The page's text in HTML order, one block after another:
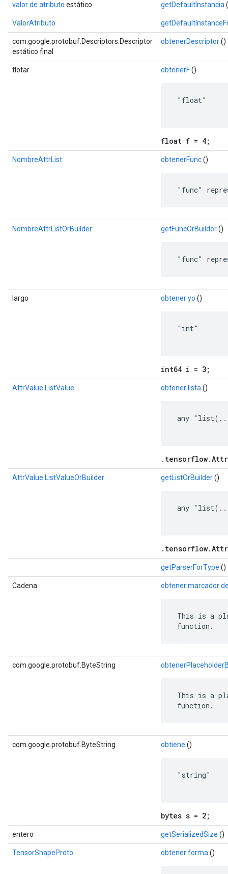
valor de atributo estático getDefaultInstancia
ValorAtributo
com.google.protobuf.Descriptors.Descriptor
estático final
obtenerDescriptor()
flotar obtenerF()
"float"
float f = 4;
NombreAttrList obtenerFunc()
"func"
NombreAttrListOrBuilder getFuncOrBuilder()
"func"
largo obtener yo ()
"int"
int64 i = 3;
AttrValue.ListValue obtener lista ()
any
AttrValue.ListValueOrBuilder getListOrBuilder()
any
getParserForType ()
Cadena obtener marcador
This is a
function.
com.google.protobuf.ByteString
This is a
function.
com.google.protobuf.ByteString obtiene ()
"string"
bytes s = 2;
entero getSerializedSize ()
TensorShapeProto obtener forma ()